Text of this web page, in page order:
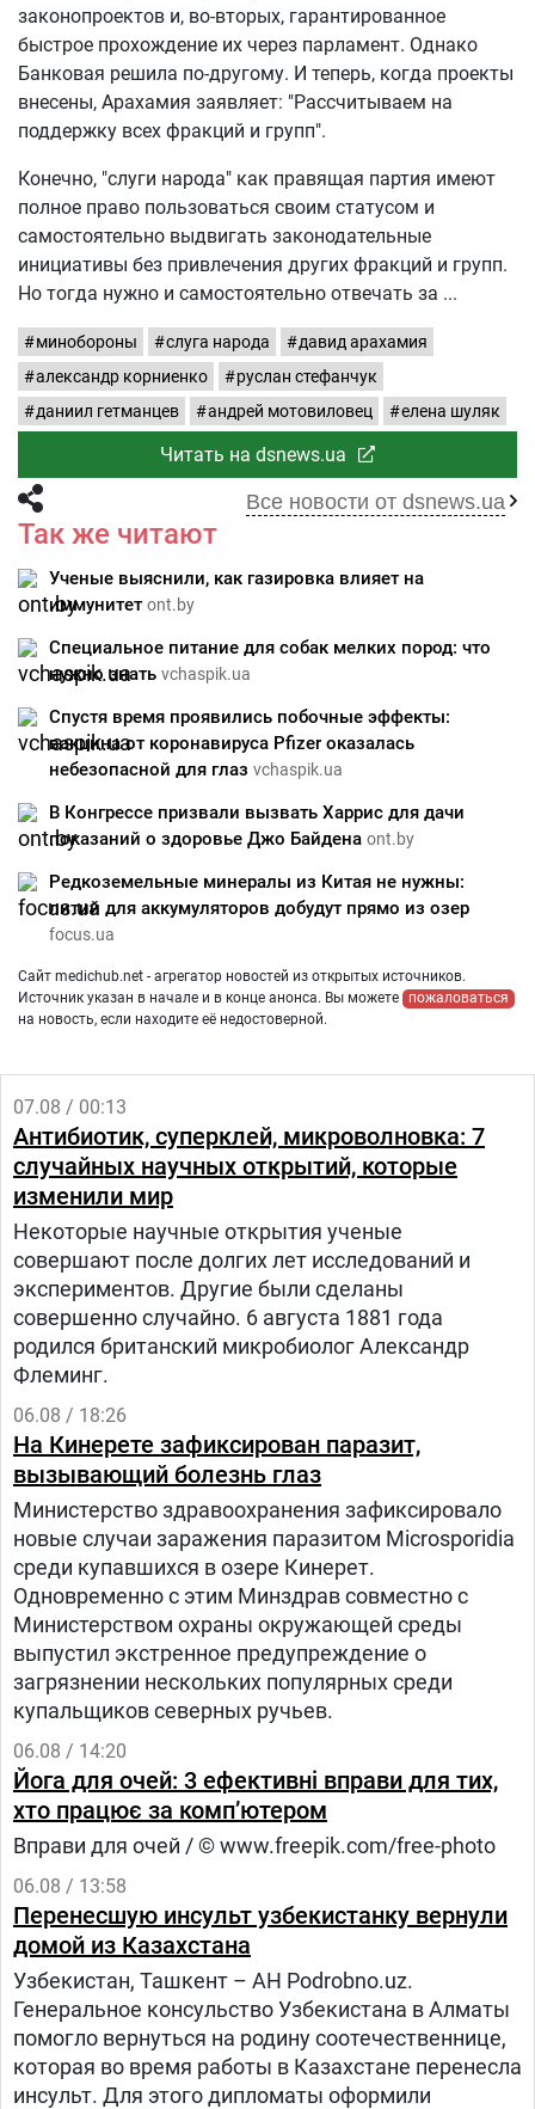
законопроектов и, во-вторых, гарантированное
быстрое прохождение их через парламент. Однако
Банковая решила по-другому. И теперь, когда проекты
внесены, Арахамия заявляет: "Рассчитываем на
поддержку всех фракций и групп".
Конечно, "слуги народа" как правящая партия имеют
полное право пользоваться своим статусом и
самостоятельно выдвигать законодательные
инициативы без привлечения других фракций и групп.
Но тогда нужно и самостоятельно отвечать за
минобороны слуга народа
давид арахамия
александр корниенко
руслан стефанчук
даниил гетманцев
андрей мотовиловец елена шуляк
Читать на dsnews.ua
Все новости от dsnews.ua
Так же читают
Ученые выяснили, как газировка влияет на
иммунитетont.by
Специальное питание для собак мелких пород: что
нужно знать vchaspik.ua
Спустя время проявились побочные эффекты:
вакцина от коронавируса Pfizer оказалась
небезопасной для глаз vchaspik.ua
В Конгрессе призвали вызвать Харрис для дачи
показаний о здоровье Джо Байдена ont.by
Редкоземельные минералы из Китая не нужны:
литий для аккумуляторов добудут прямо из озер
focus.ua
Сайт medichub.net - агрегатор новостей из открытых источников.
Источник указан в начале и в конце анонса. Вы можете
пожаловаться
на новость, если находите её недостоверной.
07.08 / 00:13
Антибиотик, суперклей, микроволновка: 7
случайных научных открытий, которые
изменили мир
Некоторые научные открытия ученые
совершают после долгих лет исследований и
экспериментов. Другие были сделаны
совершенно случайно. 6 августа 1881 года
родился британский микробиолог Александр
Флеминг.
06.08 / 18:26
На Кинерете зафиксирован паразит,
вызывающий болезнь глаз
Министерство здравоохранения зафиксировало
новые случаи заражения паразитом Microsporidia
среди купавшихся в озере Кинерет.
Одновременно с этим Минздрав совместно с
Министерством охраны окружающей среды
выпустил экстренное предупреждение о
загрязнении нескольких популярных среди
купальщиков северных ручьев.
06.08 / 14:20
Йога для очей: 3 ефективні вправи для тих,
хто працює за комп’ютером
Вправи для очей / © www.freepik.com/free-photo
06.08 / 13:58
Перенесшую инсульт узбекистанку вернули
домой из Казахстана
Узбекистан, Ташкент – АН Podrobno.uz.
Генеральное консульство Узбекистана в Алматы
помогло вернуться на родину соотечественнице,
которая во время работы в Казахстане перенесла
инсульт. Для этого дипломаты оформили